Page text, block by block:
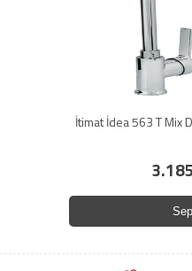
İtimat İdea 563 T Mix